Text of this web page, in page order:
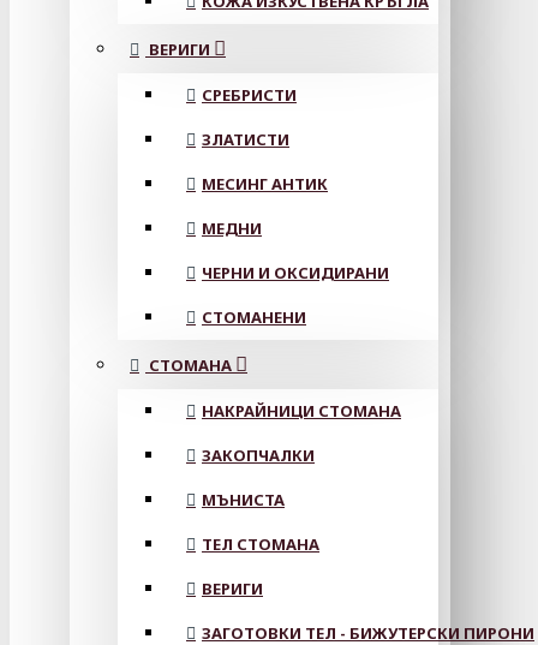
ВЕРИГИ
СРЕБРИСТИ
ЗЛАТИСТИ
МЕСИНГ АНТИК
МЕДНИ
ЧЕРНИ И ОКСИДИРАНИ
СТОМАНЕНИ
СТОМАНА
НАКРАЙНИЦИ СТОМАНА
ЗАКОПЧАЛКИ
МЪНИСТА
ТЕЛ СТОМАНА
ВЕРИГИ
ЗАГОТОВКИ ТЕЛ - БИЖУТЕРСКИ ПИРОНИ